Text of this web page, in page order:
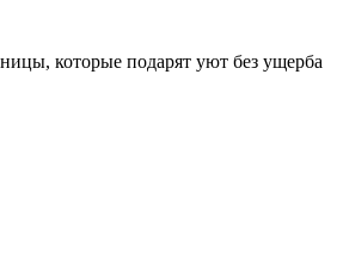
которые подарят уют без ущерба